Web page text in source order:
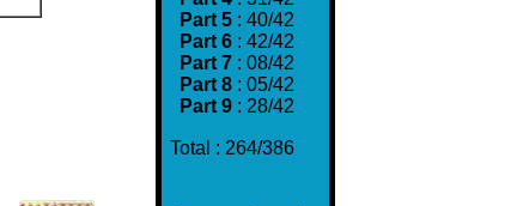
Part 5 : 40/42
Part 6 : 42/42
Part 7 : 08/42
Part 8 : 05/42
Part 9 : 28/42
Total : 264/386